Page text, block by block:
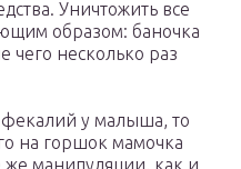
Уничтожить все
образом: баночка
чего несколько раз
фекалий у малыша, то
на горшок мамочка
же манипуляции, как и